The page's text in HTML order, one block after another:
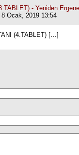
- Yeniden
Ocak, 2019 13:54
(4.TABLET) […]